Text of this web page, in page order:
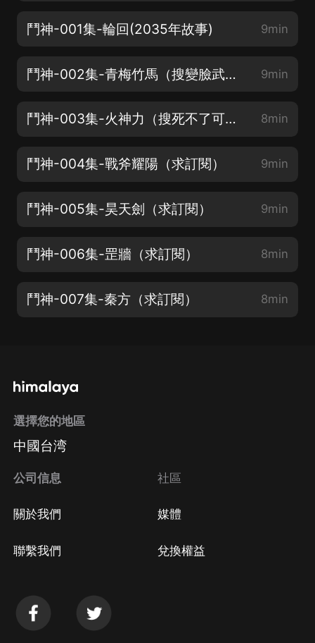
鬥神-001集-輪回(2035年故事) 9min
鬥神-002集-青梅竹馬（搜變臉武士） 9min
鬥神-003集-火神力（搜死不了可咋整） 8min
鬥神-004集-戰斧耀陽（求訂閱） 9min
鬥神-005集-昊天劍（求訂閱） 9min
鬥神-006集-罡牆（求訂閱） 8min
鬥神-007集-秦方（求訂閱） 8min
選擇您的地區
中國台湾
公司信息
關於我們
聯繫我們
社區
媒體
兌換權益